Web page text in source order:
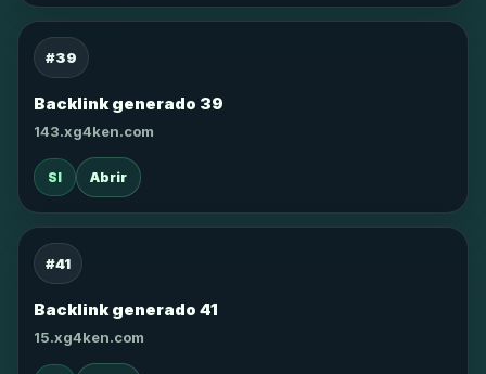
#39
Backlink generado 39
143.xg4ken.com
SI Abrir
#41
Backlink generado 41
15.xg4ken.com